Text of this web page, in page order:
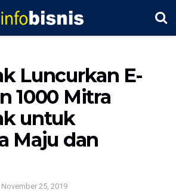
Luncurkan E-
1000 Mitra
untuk
Maju dan
November 25, 2019